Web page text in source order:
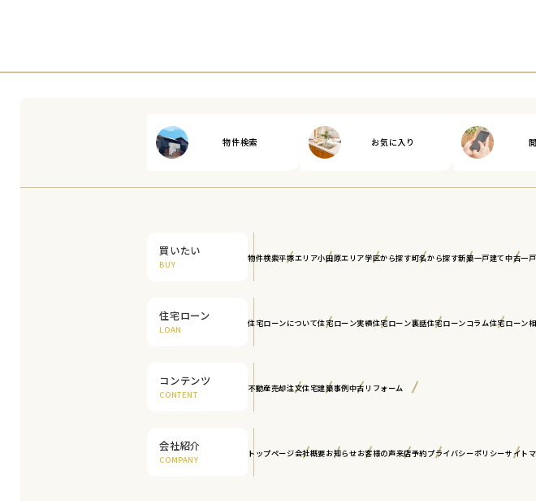
物件検索 お気に入り
買いたい
BUY
物件検索平塚エリア小田原エリア学区から探す町名から探す新築一戸建て中古一
住宅ローン
LOAN
住宅ローンについて住宅ローン実績住宅ローン裏話住宅ローンコラム住宅ローン
コンテンツ
CONTENT
不動産売却注文住宅建築事例中古リフォーム
会社紹介
COMPANY
トップページ会社概要お知らせお客様の声来店予約プライバシーポリシーサイト